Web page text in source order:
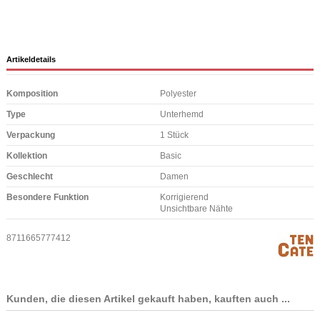
Artikeldetails
Komposition Polyester
Type Unterhemd
Verpackung 1 Stück
Kollektion Basic
Geschlecht Damen
Besondere Funktion
Korrigierend
Unsichtbare Nähte
8711665777412
Kunden, die diesen Artikel gekauft haben, kauften auch ...